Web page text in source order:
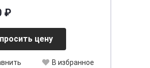
₽
цену
В избранное